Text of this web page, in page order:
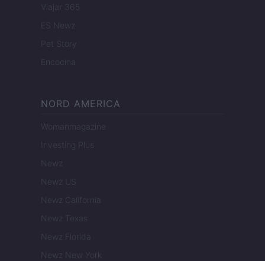
Viajar 365
ES Newz
Pet Story
Encocina
NORD AMERICA
Womanmagazine
Investing Plus
Newz
Newz US
Newz California
Newz Texas
Newz Florida
Newz New York